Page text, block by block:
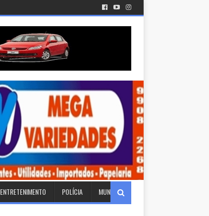
ENTRETENIMENTO POLÍCIA MUNDO